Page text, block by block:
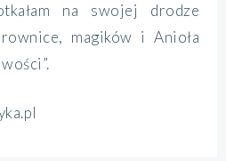
na swojej drodze
magików i Anioła